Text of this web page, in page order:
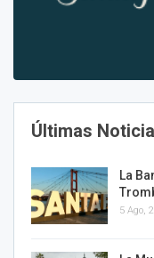
Últimas
La
5 Ago,